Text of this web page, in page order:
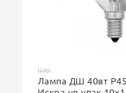
Шар
Лампа ДШ 40вт